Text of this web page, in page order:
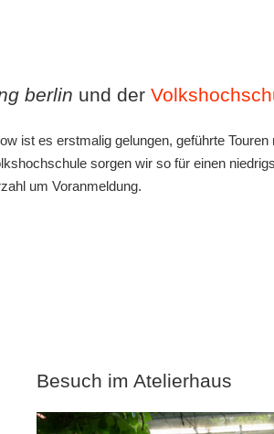
berlin und der
ist es erstmalig gelungen, geführte
sorgen wir so für einen
um Voranmeldung.
Besuch im Atelierhaus